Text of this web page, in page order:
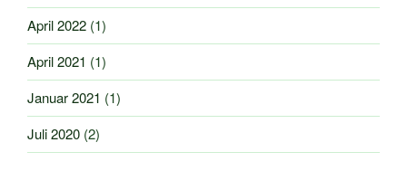
April 2022 (1)
April 2021 (1)
Januar 2021 (1)
Juli 2020 (2)